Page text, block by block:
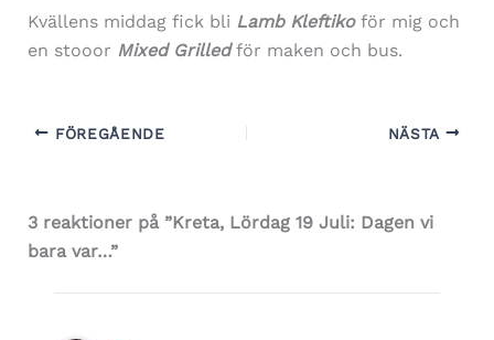
Kvällens middag fick bli Lamb Kleftikoför mig och
en stooor Mixed Grilledför maken och bus.
FÖREGÅENDE NÄSTA
3 reaktioner på ”Kreta, Lördag 19 Juli: Dagen vi
bara var…”